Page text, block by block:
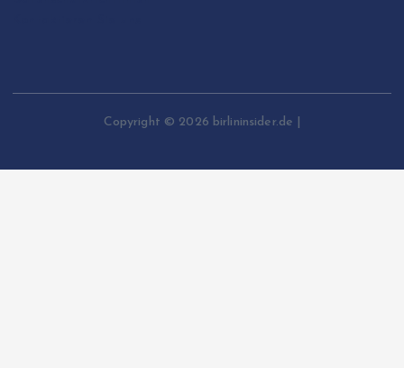
Copyright © 2026 birlininsider.de |